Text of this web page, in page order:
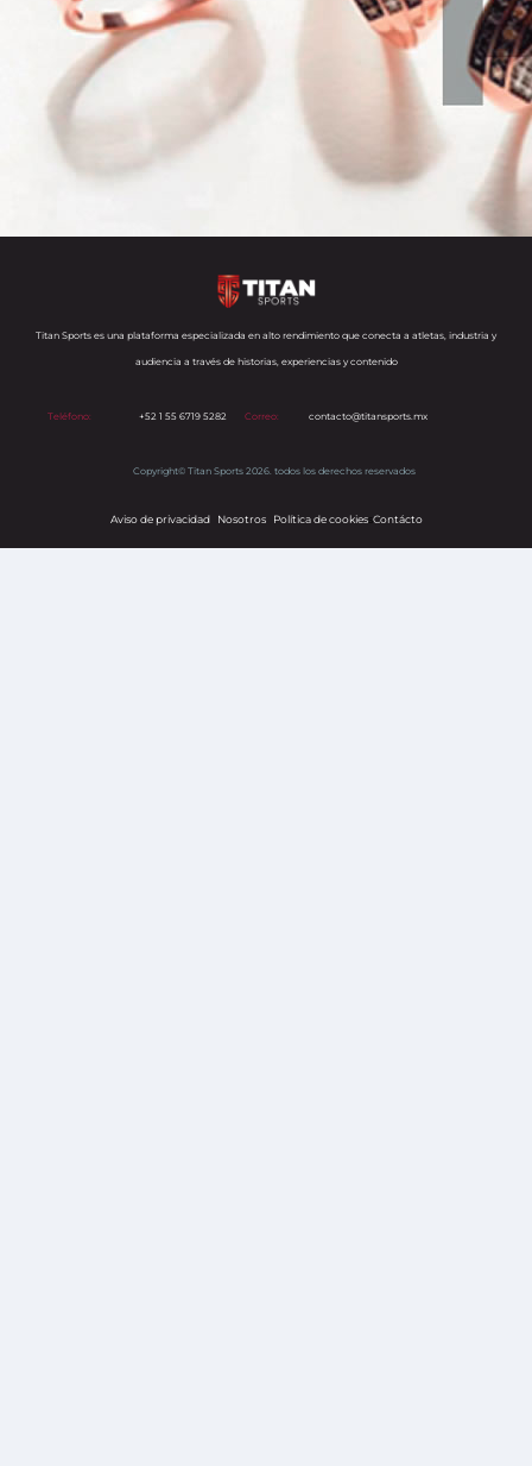
Titan Sports es una plataforma especializada en alto rendimiento que conecta a atletas, industria y
audiencia a través de historias, experiencias y contenido
Teléfono: +52 1 55 6719 5282 Correo: contacto@titansports.mx
Copyright© Titan Sports 2026. todos los derechos reservados
Aviso de privacidad Nosotros Política de cookiess Contácto